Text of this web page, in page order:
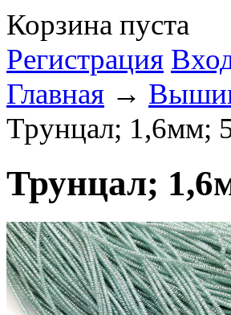
Корзина пуста
Регистрация
Главная →
Трунцал; 1,6мм;
Трунцал;